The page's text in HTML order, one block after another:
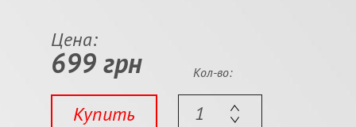
Цена:
699 грн
Купить
Кол-во: